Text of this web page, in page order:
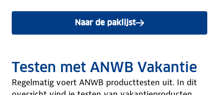
Naar de paklijst
Testen met ANWB Vakantie
Regelmatig voert ANWB producttesten uit. In dit